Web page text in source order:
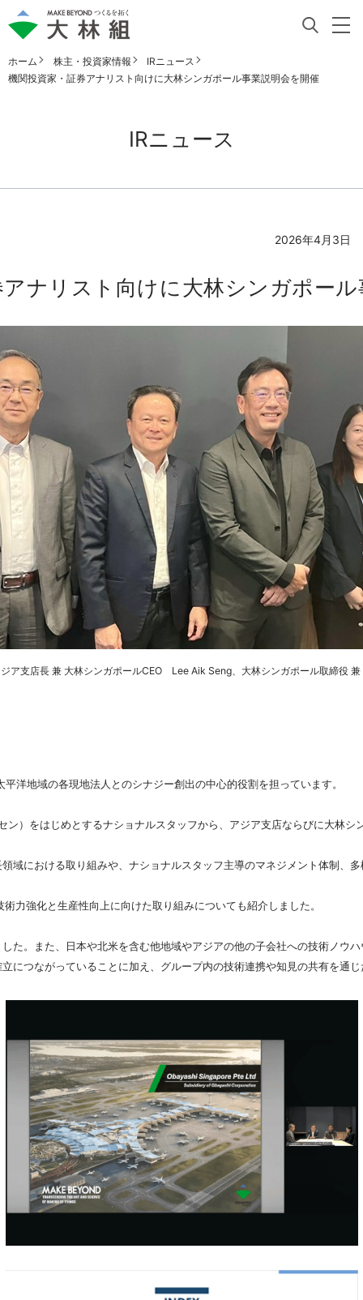
ホーム 株主・投資家情報
IRニュース
機関投資家・証券アナリスト向けに大林シンガポール事業説明会を開催
IRニュース
2026年4月3日
ナリスト向けに大林シンガポー
ア支店長 兼 大林シンガポールCEO Lee Aik Seng、大林シンガポール取締役
洋地域の各現地法人とのシナジー創出の中心的役割を担っています。
をはじめとするナショナルスタッフから、アジア支店ならびに大林
おける取り組みや、ナショナルスタッフ主導のマネジメント体
強化と生産性向上に向けた取り組みについても紹介しました。
また、日本や北米を含む他地域やアジアの他の子会社への技術ノ
つながっていることに加え、グループ内の技術連携や知見の共有を